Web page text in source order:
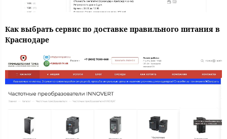
Как выбрать сервис по доставке правильного питания в
Краснодаре